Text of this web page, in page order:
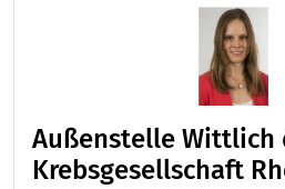
Außenstelle Wittlich
Krebsgesellschaft